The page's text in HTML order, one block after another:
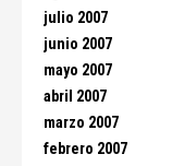
julio 2007
junio 2007
mayo 2007
abril 2007
marzo 2007
febrero 2007